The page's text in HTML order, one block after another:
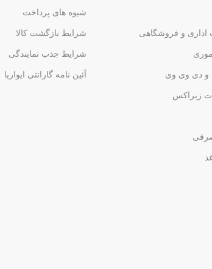
اداری و فروشگاهی
دی وی وی
زیراکس
شیوه های پرداخت
شرایط بازگشت کالا
شرایط جذب نمایندگی
آئین نامه گارانتی ایواریا